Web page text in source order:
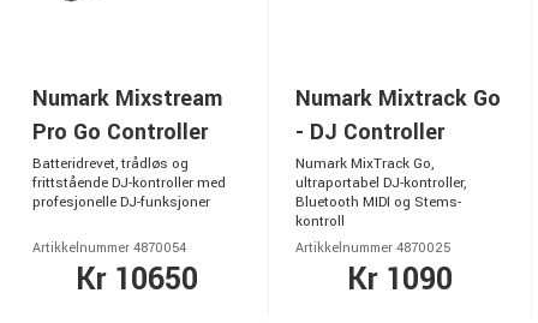
Numark Mixstream
Pro Go Controller
Batteridrevet, trådløs og
frittstående DJ-kontroller med
profesjonelle DJ-funksjoner
Artikkelnummer 4870054
Kr 10650
Numark Mixtrack Go
- DJ Controller
Numark MixTrack Go,
ultraportabel DJ-kontroller,
Bluetooth MIDI og Stems-
kontroll
Artikkelnummer 4870025
Kr 1090